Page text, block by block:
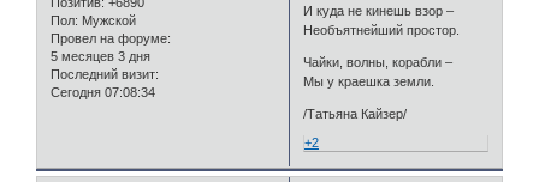
Пол: Мужской
Провел на форуме:
5 месяцев 3 дня
Последний визит:
Сегодня 07:08:34
И куда не кинешь взор –
Необъятнейший простор.
Чайки, волны, корабли –
Мы у краешка земли.
/Татьяна Кайзер/
+2